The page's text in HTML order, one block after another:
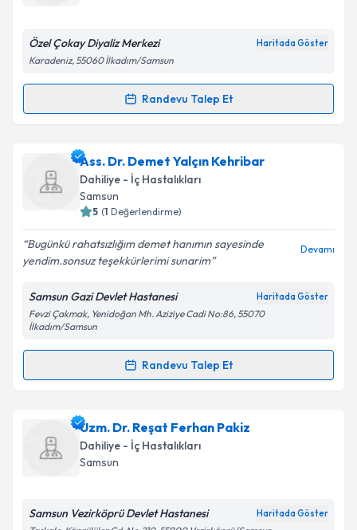
Kişisel verilerimin işlenmesine ilişkin
Metni'ni okudum ve kişisel verilerimin belirtilen
Takvim Talebini Gönder
Özel Çokay Diyaliz Merkezi Haritada Göster
Karadeniz, 55060 İlkadım/Samsun
Randevu Talep Et
Randevu Takvimi Talebi
Uzm. Dr. İnci Etikaniçin randevu takvimi talebi
oluşturun. Size bu uzmandan randevu almanız için bir
takvim hazırlandığında e-posta ile bilgilendireceğiz.
Kişisel verilerimin işlenmesine ilişkin
Aydınlatma
Metni'ni okudum ve kişisel verilerimin belirtilen
kapsamda işlenmesini kabul ediyorum.
Takvim Talebini Gönder
Ass. Dr. Demet Yalçın Kehribar
Dahiliye - İç Hastalıkları
Samsun
5 (1 Değerlendirme)
Bugünkü rahatsızlığım demet hanımın sayesinde
yendim.sonsuz teşekkürlerimi sunarim
Devamı
Samsun Gazi Devlet Hastanesi Haritada Göster
Fevzi Çakmak, Yenidoğan Mh. Aziziye Cadi No:86, 55070
İlkadım/Samsun
Randevu Talep Et
Randevu Takvimi Talebi
Ass. Dr. Demet Yalçın Kehribariçin randevu takvimi
talebi oluşturun. Size bu uzmandan randevu almanız
için bir takvim hazırlandığında e-posta ile
Uzm. Dr. Reşat Ferhan Pakiz
Dahiliye - İç Hastalıkları
Samsun
Samsun Vezirköprü Devlet Hastanesi Haritada Göster